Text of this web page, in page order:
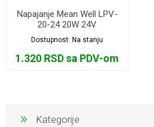
Napajanje Mean Well LPV-
20-24 20W 24V
Dostupnost:Na stanju
1.320 RSD sa PDV-om
Kategorije